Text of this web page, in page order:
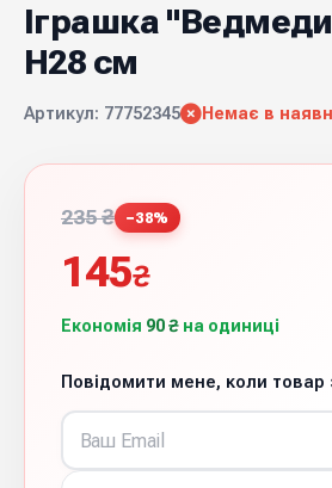
Іграшка
H28 cм
Артикул: 77752345 Немає в
235 ₴ −38%
145₴
Економія 90 ₴ на одиниці
Повідомити мене, коли товар